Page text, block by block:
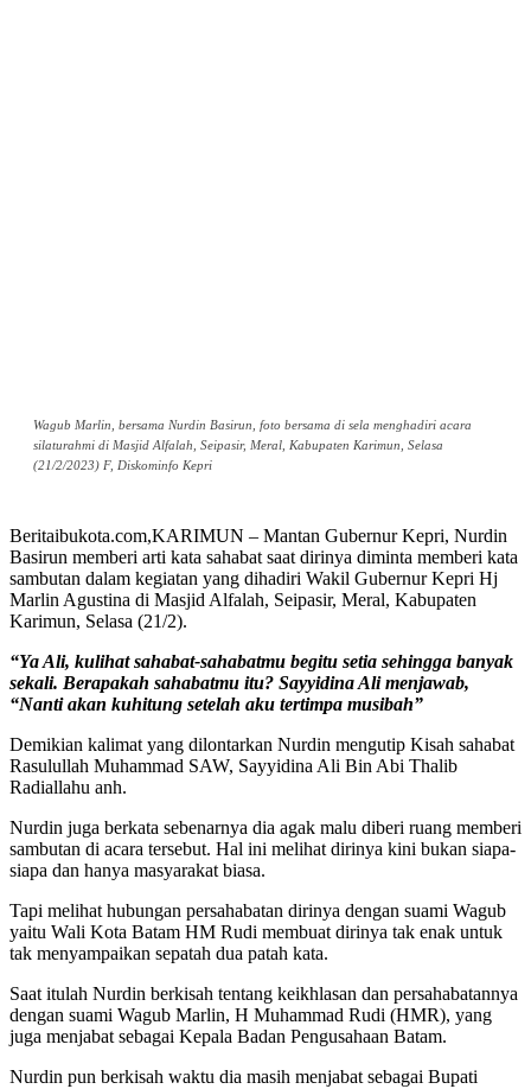
Wagub Marlin, bersama Nurdin Basirun, foto bersama di sela menghadiri acara
silaturahmi di Masjid Alfalah, Seipasir, Meral, Kabupaten Karimun, Selasa
(21/2/2023) F, Diskominfo Kepri
Beritaibukota.com,KARIMUN – Mantan Gubernur Kepri, Nurdin
Basirun memberi arti kata sahabat saat dirinya diminta memberi kata
sambutan dalam kegiatan yang dihadiri Wakil Gubernur Kepri Hj
Marlin Agustina di Masjid Alfalah, Seipasir, Meral, Kabupaten
Karimun, Selasa (21/2).
“Ya Ali, kulihat sahabat-sahabatmu begitu setia sehingga banyak
sekali. Berapakah sahabatmu itu? Sayyidina Ali menjawab,
“Nanti akan kuhitung setelah aku tertimpa musibah”
Demikian kalimat yang dilontarkan Nurdin mengutip Kisah sahabat
Rasulullah Muhammad SAW, Sayyidina Ali Bin Abi Thalib
Radiallahu anh.
Nurdin juga berkata sebenarnya dia agak malu diberi ruang memberi
sambutan di acara tersebut. Hal ini melihat dirinya kini bukan siapa-
siapa dan hanya masyarakat biasa.
Tapi melihat hubungan persahabatan dirinya dengan suami Wagub
yaitu Wali Kota Batam HM Rudi membuat dirinya tak enak untuk
tak menyampaikan sepatah dua patah kata.
Saat itulah Nurdin berkisah tentang keikhlasan dan persahabatannya
dengan suami Wagub Marlin, H Muhammad Rudi (HMR), yang
juga menjabat sebagai Kepala Badan Pengusahaan Batam.
Nurdin pun berkisah waktu dia masih menjabat sebagai Bupati